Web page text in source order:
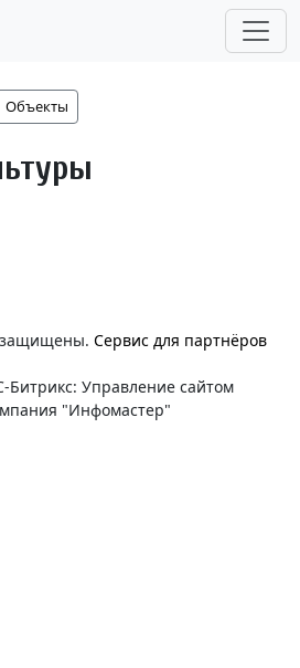
Объекты
защищены. Сервис для партнёров
Битрикс: Управление сайтом
"Инфомастер"